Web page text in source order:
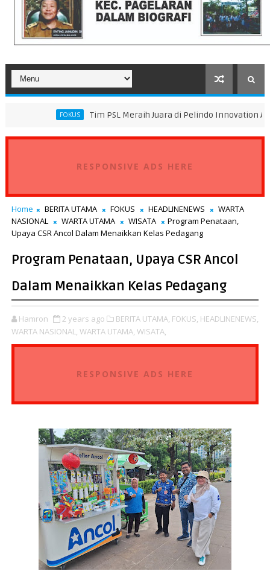
Tim PSL Meraih Juara di Pelindo Innovation Award 2026 Tim
RESPONSIVE ADS HERE
Home BERITA UTAMA FOKUS HEADLINENEWS
WARTA
NASIONAL
WARTA UTAMA WISATA
Program Penataan,
Upaya CSR Ancol Dalam Menaikkan Kelas Pedagang
Program Penataan, Upaya CSR Ancol
Dalam Menaikkan Kelas Pedagang
Hamron 2 years ago BERITA UTAMA, FOKUS, HEADLINENEWS,
WARTA NASIONAL, WARTA UTAMA, WISATA,
RESPONSIVE ADS HERE